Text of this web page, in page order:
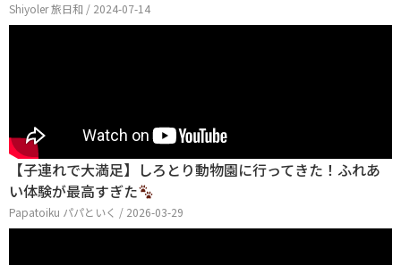
Shiyoler 旅日和 / 2024-07-14
【子連れで大満足】しろとり動物園に行ってきた！ふれあ
い体験が最高すぎた
Papatoiku パパといく / 2026-03-29